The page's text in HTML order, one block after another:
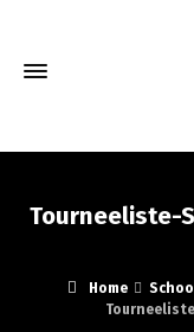
Tourneeliste-
Home